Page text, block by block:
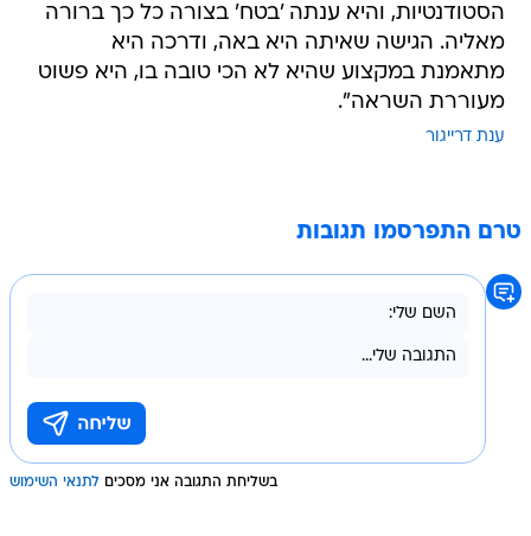
הסטודנטיות, והיא ענתה 'בטח' בצורה כל כך ברורה
מאליה. הגישה שאיתה היא באה, ודרכה היא
מתאמנת במקצוע שהיא לא הכי טובה בו, היא פשוט
מעוררת השראה".
ענת דרייגור
טרם התפרסמו תגובות
בשליחת התגובה אני מסכים לתנאי השימוש